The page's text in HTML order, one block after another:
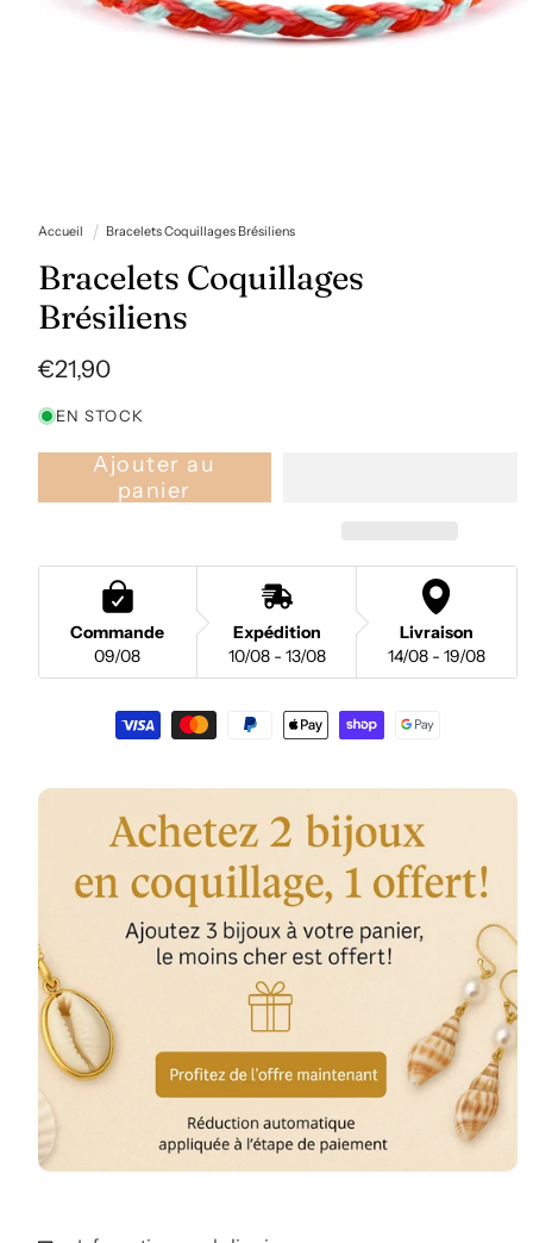
média
dans
une
fenêtre
modale
Accueil Bracelets Coquillages Brésiliens
Bracelets Coquillages
Brésiliens
Prix
€21,90
EN STOCK
Ajouter au
panier
Commande
09/08
Expédition
10/08 - 13/08
Livraison
14/08 - 19/08